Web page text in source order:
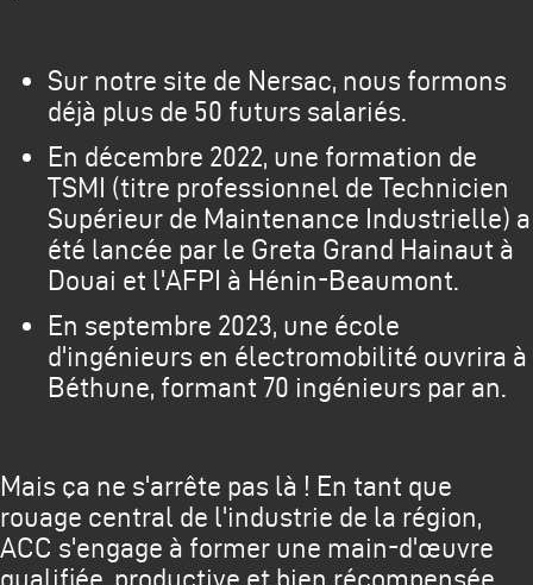
Sur notre site de Nersac, nous formons
déjà plus de 50 futurs salariés.
En décembre 2022, une formation de
TSMI (titre professionnel de Technicien
Supérieur de Maintenance Industrielle) a
été lancée par le Greta Grand Hainaut à
Douai et l'AFPI à Hénin-Beaumont.
En septembre 2023, une école
d'ingénieurs en électromobilité ouvrira à
Béthune, formant 70 ingénieurs par an.
Mais ça ne s'arrête pas là ! En tant que
rouage central de l'industrie de la région,
ACC s'engage à former une main-d'œuvre